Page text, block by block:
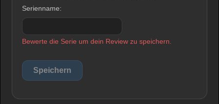
Serienname:
Bewerte die Serie um dein Review zu speichern.